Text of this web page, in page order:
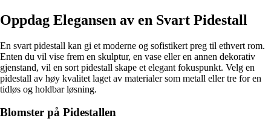
Oppdag Elegansen av en Svart Pidestall
En svart pidestall kan gi et moderne og sofistikert preg til ethvert rom.
Enten du vil vise frem en skulptur, en vase eller en annen dekorativ
gjenstand, vil en sort pidestall skape et elegant fokuspunkt. Velg en
pidestall av høy kvalitet laget av materialer som metall eller tre for en
tidløs og holdbar løsning.
Blomster på Pidestallen